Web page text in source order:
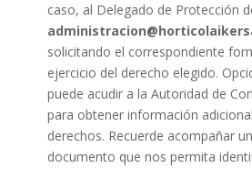
caso, al Delegado de Protección
solicitando el correspondiente
ejercicio del derecho elegido.
puede acudir a la Autoridad de
para obtener información
derechos. Recuerde acompañar
documento que nos permita